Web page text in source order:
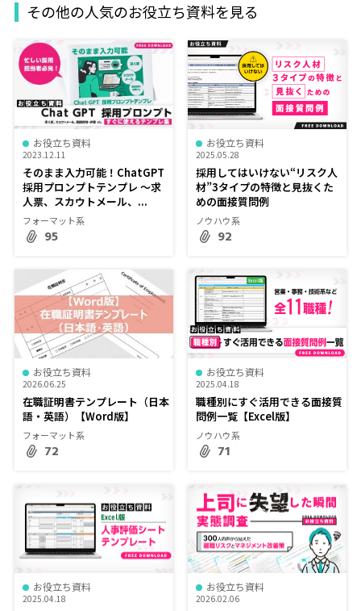
その他の人気のお役立ち資料を見る
お役立ち資料
2023.12.11
そのまま入力可能！ChatGPT
採用プロンプトテンプレ ～求
人票、スカウトメール、...
フォーマット系
95
お役立ち資料
2025.05.28
採用してはいけない“リスク人
材”3タイプの特徴と見抜くた
めの面接質問例
ノウハウ系
92
お役立ち資料
2026.06.25
在職証明書テンプレート（日本
語・英語）【Word版】
フォーマット系
72
お役立ち資料
2025.04.18
職種別にすぐ活用できる面接質
問例一覧【Excel版】
ノウハウ系
71
お役立ち資料
2025.04.18
お役立ち資料
2026.02.06